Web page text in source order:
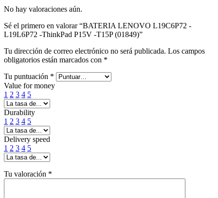
No hay valoraciones aún.
Sé el primero en valorar “BATERIA LENOVO L19C6P72 -
L19L6P72 -ThinkPad P15V -T15P (01849)”
Tu dirección de correo electrónico no será publicada. Los campos
obligatorios están marcados con *
Tu puntuación *
Value for money
1 2 3 4 5
Durability
1 2 3 4 5
Delivery speed
1 2 3 4 5
Tu valoración *